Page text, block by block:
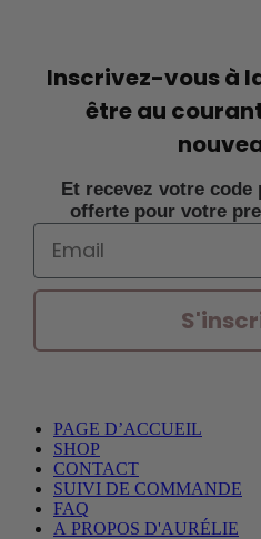
Inscrivez-vous à
être au
Et recevez votre code
offerte pour votre
Email
PAGE D’ACCUEIL
SHOP
CONTACT
SUIVI DE COMMANDE
FAQ
A PROPOS D'AURÉLIE